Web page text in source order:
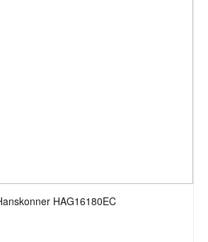
Болгарка (УШМ) Hanskonner HAG16180EC